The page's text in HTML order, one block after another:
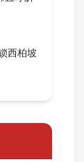
西柏坡